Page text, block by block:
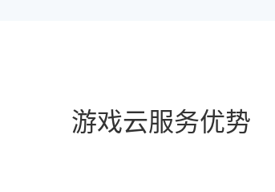
游戏云服务优势